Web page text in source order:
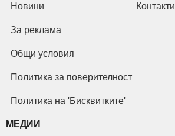
Новини Контакти
За реклама
Общи условия
Политика за поверителност
Политика на 'Бисквитките'
МЕДИИ